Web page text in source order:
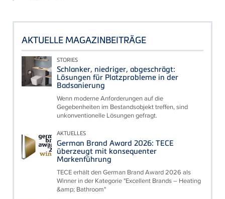
AKTUELLE MAGAZINBEITRÄGE
STORIES
Schlanker, niedriger, abgeschrägt:
Lösungen für Platzprobleme in der
Badsanierung
Wenn moderne Anforderungen auf die
Gegebenheiten im Bestandsobjekt treffen, sind
unkonventionelle Lösungen gefragt.
AKTUELLES
German Brand Award 2026: TECE
überzeugt mit konsequenter
Markenführung
TECE erhält den German Brand Award 2026 als
Winner in der Kategorie "Excellent Brands – Heating
&amp; Bathroom"